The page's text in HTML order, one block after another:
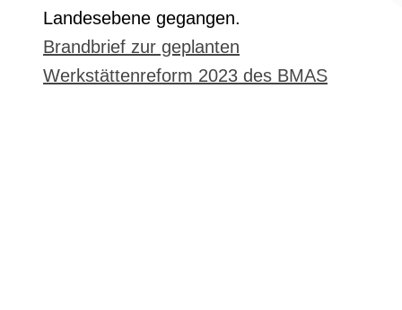
Landesebene gegangen.
Brandbrief zur geplanten
Werkstättenreform 2023 des BMAS